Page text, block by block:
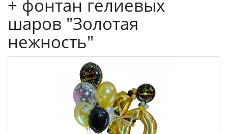
+ фонтан гелиевых
шаров "Золотая
нежность"